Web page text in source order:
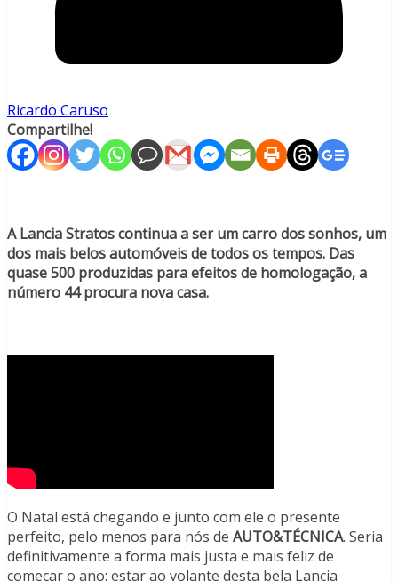
Ricardo Caruso
Compartilhe!
A Lancia Stratos continua a ser um carro dos sonhos, um
dos mais belos automóveis de todos os tempos. Das
quase 500 produzidas para efeitos de homologação, a
número 44 procura nova casa.
O Natal está chegando e junto com ele o presente
perfeito, pelo menos para nós de AUTO&TÉCNICA. Seria
definitivamente a forma mais justa e mais feliz de
começar o ano: estar ao volante desta bela Lancia